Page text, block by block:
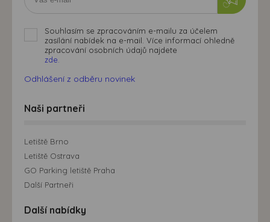
Souhlasím se zpracováním e-mailu za účelem
zasílání nabídek na e-mail. Více informací ohledně
zpracování osobních údajů najdete
zde.
Odhlášení z odběru novinek
Naši partneři
Letiště Brno
Letiště Ostrava
GO Parking letiště Praha
Další Partneři
Další nabídky